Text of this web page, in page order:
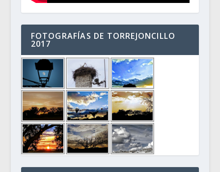
FOTOGRAFÍAS DE TORREJONCILLO
2017